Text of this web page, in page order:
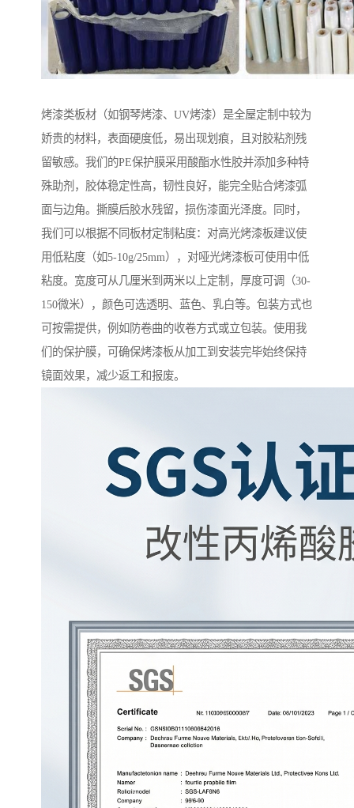
烤漆类板材（如钢琴烤漆、UV烤漆）是全屋定制中较为
娇贵的材料，表面硬度低，易出现划痕，且对胶粘剂残
留敏感。我们的PE保护膜采用酸酯水性胶并添加多种特
殊助剂，胶体稳定性高，韧性良好，能完全贴合烤漆弧
面与边角。撕膜后胶水残留，损伤漆面光泽度。同时，
我们可以根据不同板材定制粘度：对高光烤漆板建议使
用低粘度（如5-10g/25mm），对哑光烤漆板可使用中低
粘度。宽度可从几厘米到两米以上定制，厚度可调（30-
150微米），颜色可选透明、蓝色、乳白等。包装方式也
可按需提供，例如防卷曲的收卷方式或立包装。使用我
们的保护膜，可确保烤漆板从加工到安装完毕始终保持
镜面效果，减少返工和报废。